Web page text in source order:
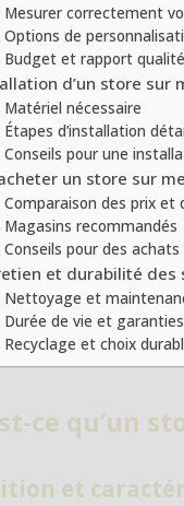
Mesurer correctement
Options de
Budget et rapport
d’un store sur
Matériel nécessaire
Étapes d’installation
Conseils pour une
un store sur
Comparaison des prix et
Magasins recommandés
Conseils pour des
et durabilité des
Nettoyage et
Durée de vie et garanties
Recyclage et choix
ce qu’un
et